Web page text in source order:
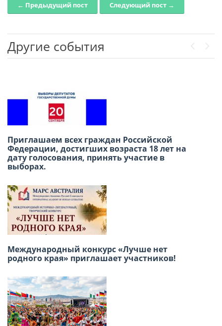
Post navigation
← Предыдущий пост Следующий пост →
Другие события
Приглашаем всех граждан Российской
Федерации, достигших возраста 18 лет на
дату голосования, принять участие в
выборах.
Международный конкурс «Лучше нет
родного края» приглашает участников!
В честь Международного дня дружбы
приглашаем вас провести субботний день в
Русском доме в Лиме!
памяти»